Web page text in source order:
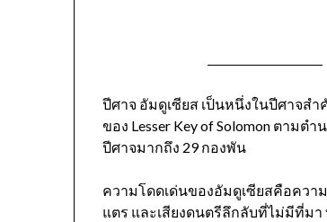
ปีศาจ อัมดูเซียส เป็นหนึ่งในปีศาจ
ของ Lesser Key of Solomon ตามตำ
ปีศาจมากถึง 29 กองพัน
ความโดดเด่นของอัมดูเซียสคือความ
แตร และเสียงดนตรีลึกลับที่ไม่มีที่ม